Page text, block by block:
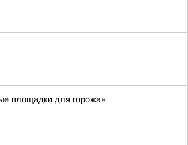
площадки для горожан